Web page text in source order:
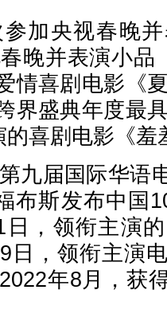
央视春晚并
晚并表演小品
情喜剧电影《
界盛典年度最
喜剧电影《羞
届国际华语
布斯发布中国
，领衔主演
日，领衔主演
年8月，获